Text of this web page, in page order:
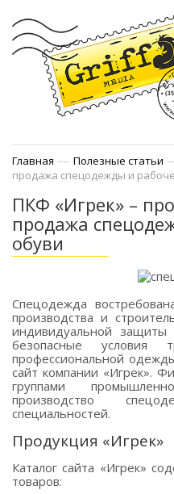
Главная — Полезные статьи
продажа спецодежды и
ПКФ «Игрек» –
продажа
обуви
Спецодежда
производства и
индивидуальной
безопасные условия
профессиональной
сайт компании «Игрек».
группами
производство
специальностей.
Продукция «Игрек»
Каталог сайта «Игрек»
товаров: